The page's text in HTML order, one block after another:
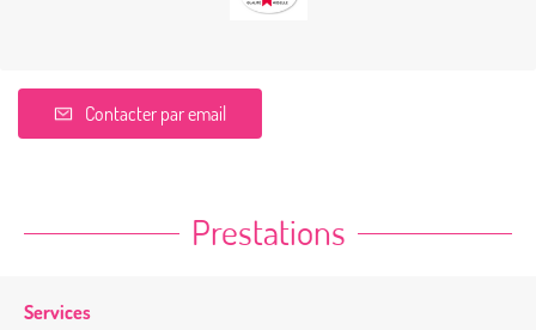
Contacter par email
Prestations
Services